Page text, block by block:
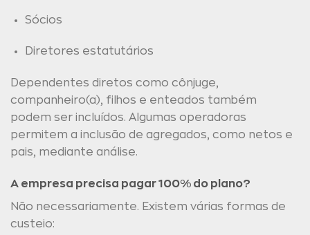
Sócios
Diretores estatutários
Dependentes diretos como cônjuge,
companheiro(a), filhos e enteados também
podem ser incluídos. Algumas operadoras
permitem a inclusão de agregados, como netos e
pais, mediante análise.
A empresa precisa pagar 100% do plano?
Não necessariamente. Existem várias formas de
custeio: